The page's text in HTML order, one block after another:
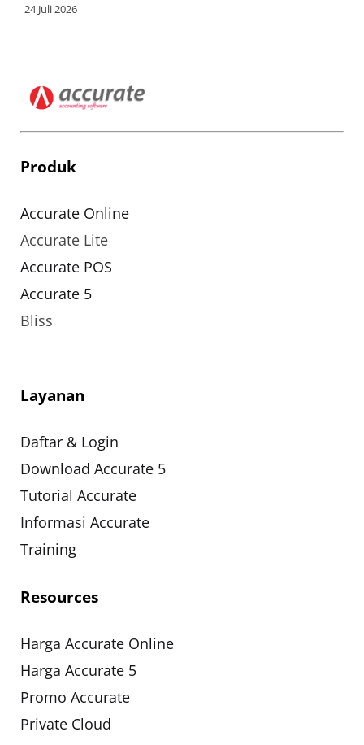
24 Juli 2026
Produk
Accurate Online
Accurate Lite
Accurate POS
Accurate 5
Bliss
Layanan
Daftar & Login
Download Accurate 5
Tutorial Accurate
Informasi Accurate
Training
Resources
Harga Accurate Online
Harga Accurate 5
Promo Accurate
Private Cloud